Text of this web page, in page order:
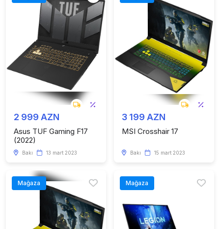
2 999 AZN
Asus TUF Gaming F17
(2022)
Bakı 13 mart 2023
3 199 AZN
MSI Crosshair 17
Bakı 15 mart 2023
Mağaza Mağaza